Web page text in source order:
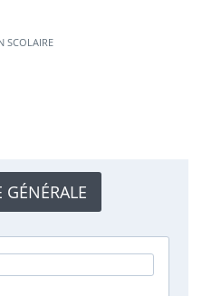
SCOLAIRE
GÉNÉRALE